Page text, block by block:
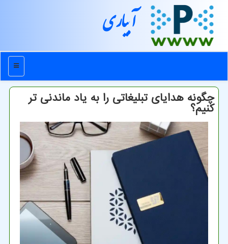
آبیاری
منو
چگونه هدایای تبلیغاتی را به یاد ماندنی تر
کنیم؟